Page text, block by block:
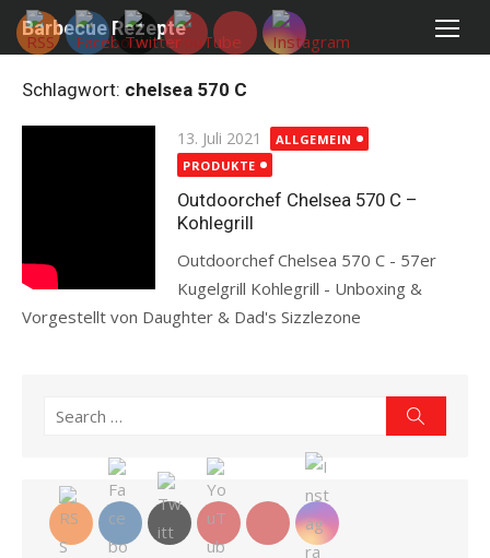
Skip
Barbecue Rezepte
Schlagwort: chelsea 570 C
Posted
on
13. Juli 2021
ALLGEMEIN
PRODUKTE
Outdoorchef Chelsea 570 C –
Kohlegrill
Outdoorchef Chelsea 570 C - 57er
Kugelgrill Kohlegrill - Unboxing &
Vorgestellt von Daughter & Dad's Sizzlezone
Search